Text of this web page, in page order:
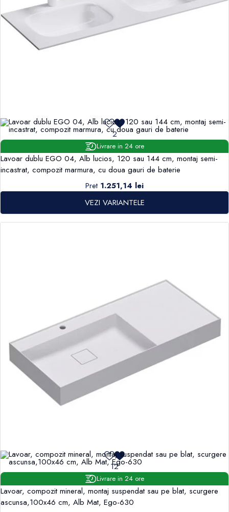
2
Livrare in 24 ore
Lavoar dublu EGO 04, Alb lucios, 120 sau 144 cm, montaj semi-
incastrat, compozit marmura, cu doua gauri de baterie
Pret 1.251,14 lei
VEZI VARIANTELE
12
Livrare in 24 ore
Lavoar, compozit mineral, montaj suspendat sau pe blat, scurgere
ascunsa,100x46 cm, Alb Mat, Ego-630